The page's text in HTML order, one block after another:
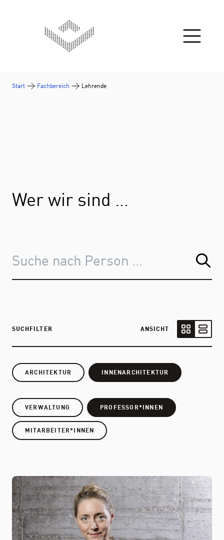
Start Fachbereich Lehrende
Wer wir sind …
SUCHFILTER
ANSICHT
ARCHITEKTUR INNENARCHITEKTUR
VERWALTUNG PROFESSOR*INNEN
MITARBEITER*INNEN